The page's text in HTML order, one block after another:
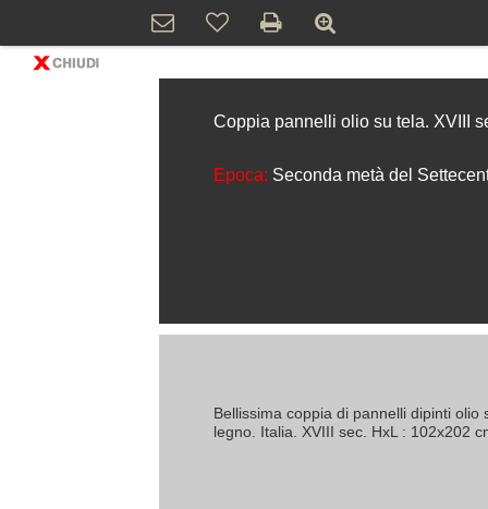
Coppia pannelli olio su tela. XVIII
Epoca: Seconda metà del
Bellissima coppia di pannelli dipinti olio
legno. Italia. XVIII sec. HxL : 102x202